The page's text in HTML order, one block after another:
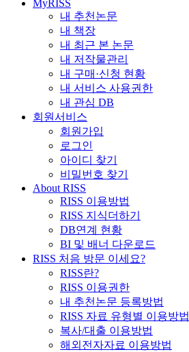
MyRISS
내 추천논문
내 책장
내 최근 본 논문
내 저작물관리
내 구매·신청 현황
내 서비스 사용권한
내 관심 DB
회원서비스
회원가입
로그인
아이디 찾기
비밀번호 찾기
About RISS
RISS 이용방법
RISS 지식더하기
DB연계 현황
BI 및 배너 다운로드
RISS 처음 방문 이세요?
RISS란?
RISS 이용권한
내 추천논문 등록방법
RISS 자료 유형별 이용방법
복사/대출 이용방법
해외전자자료 이용방법